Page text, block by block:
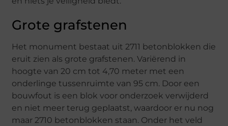
Grote grafstenen
Het monument bestaat uit 2711 betonblokken die
eruit zien als grote grafstenen. Variërend in
hoogte van 20 cm tot 4,70 meter met een
onderlinge tussenruimte van 95 cm. Door een
bouwfout is een blok voor onderzoek verwijderd
en niet meer terug geplaatst, waardoor er nu nog
maar 2710 betonblokken staan. Onder het veld